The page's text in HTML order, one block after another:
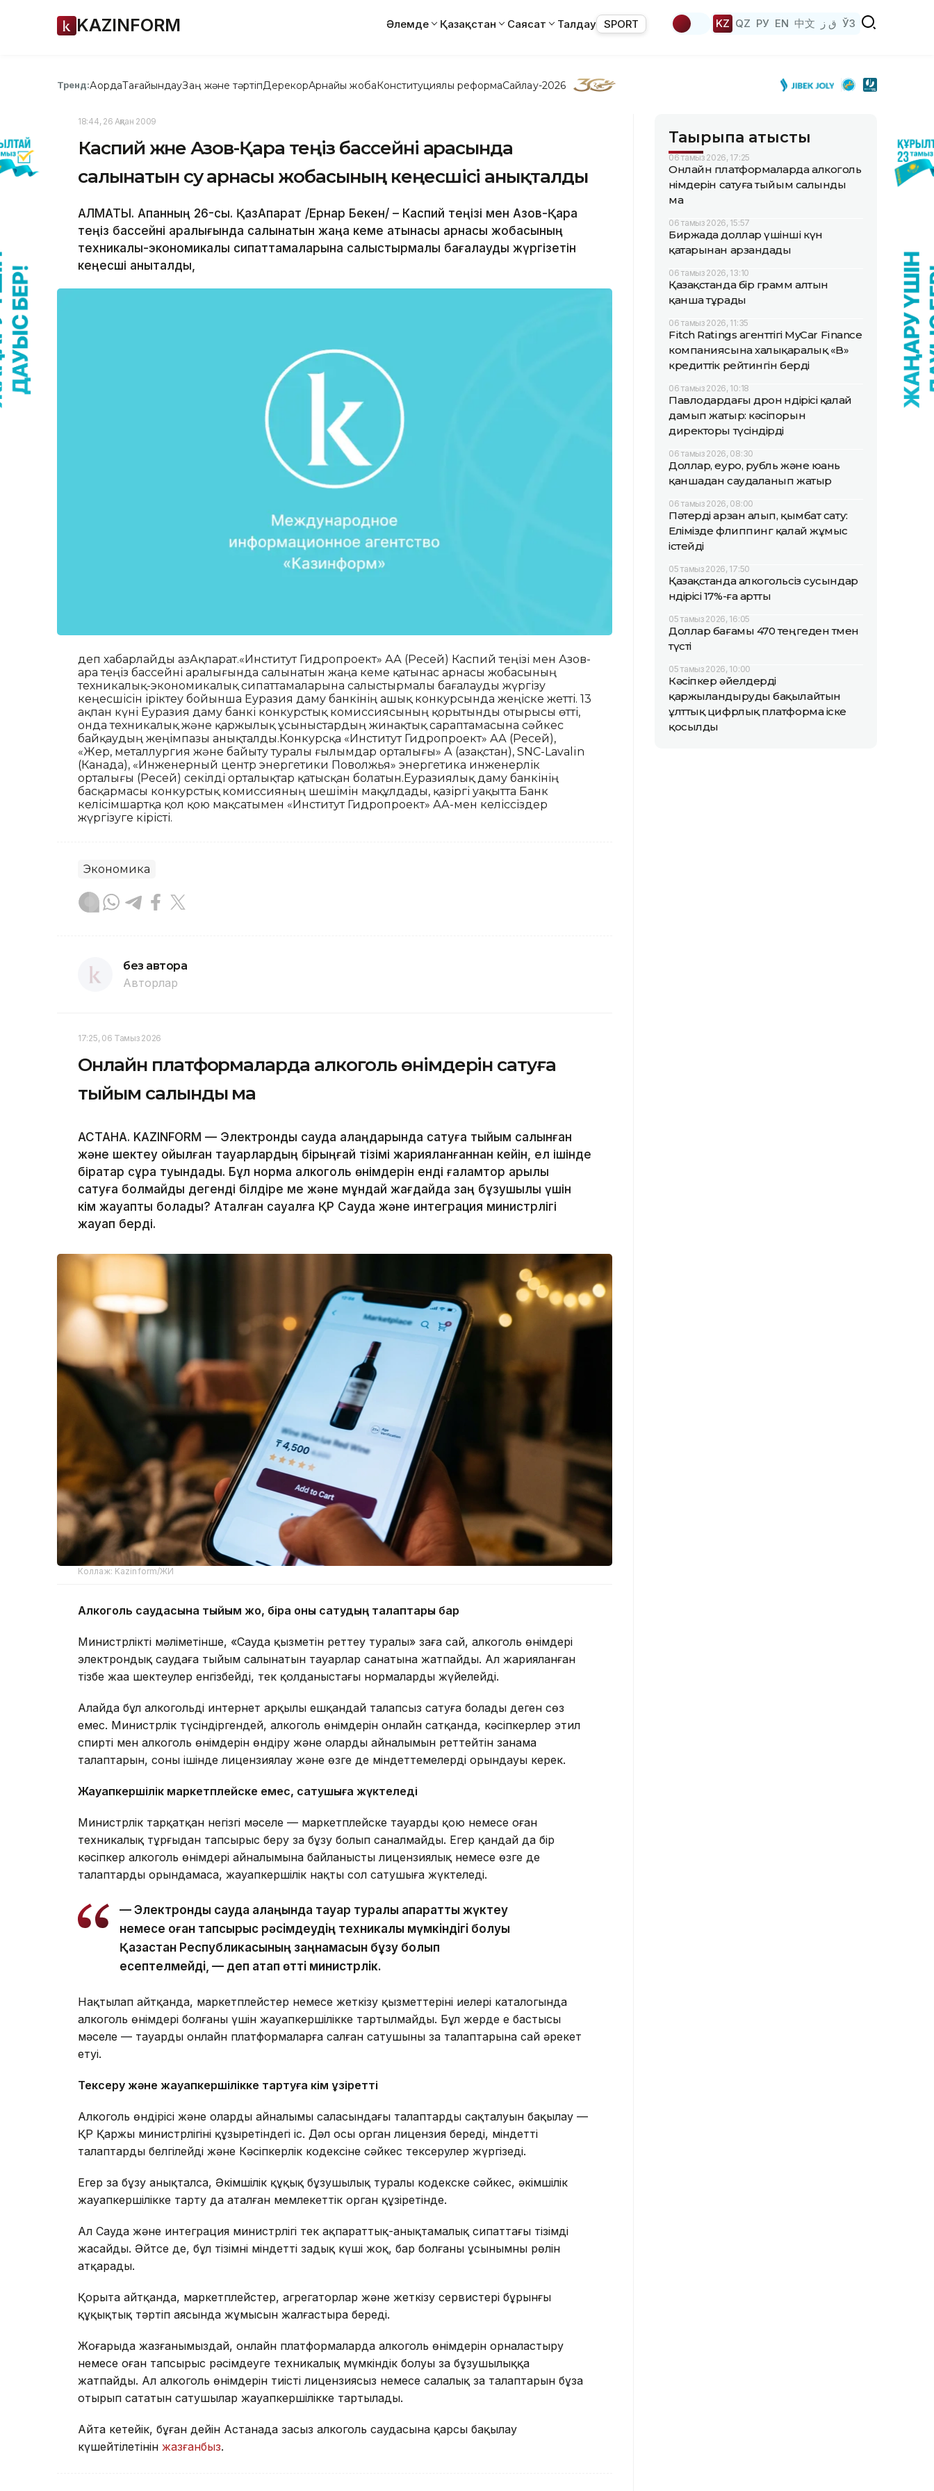
KAZINFORM Әлемде Қазақстан Саясат Талдау SPORT KZ QZ РУ EN 中文 ق ز ЎЗ
Тренд:АқордаТағайындауЗаң және тәртіпДерекқорАрнайы жобаКонституциялық реформаСайлау-2026
18:44, 26 Ақпан 2009
Каспий және Азов-Қара теңіз бассейні арасында
салынатын су арнасы жобасының кеңесшісі анықталды
АЛМАТЫ. Ақпанның 26-сы. ҚазАқпарат /Ернар Бекен/ – Каспий теңізі мен Азов-Қара
теңіз бассейні аралығында салынатын жаңа кеме қатынасы арнасы жобасының
техникалық-экономикалық сипаттамаларына салыстырмалы бағалауды жүргізетін
кеңесші анықталды,
деп хабарлайды ҚазАқпарат.«Институт Гидропроект» ААҚ (Ресей) Каспий теңізі мен Азов-
Қара теңіз бассейні аралығында салынатын жаңа кеме қатынас арнасы жобасының
техникалық-экономикалық сипаттамаларына салыстырмалы бағалауды жүргізу
кеңесшісін іріктеу бойынша Еуразия даму банкінің ашық конкурсында жеңіске жетті. 13
ақпан күні Еуразия даму банкі конкурстық комиссиясының қорытынды отырысы өтті,
онда техникалық және қаржылық ұсыныстардың жинақтық сараптамасына сәйкес
байқаудың жеңімпазы анықталды.Конкурсқа «Институт Гидропроект» ААҚ (Ресей),
«Жер, металлургия және байыту туралы ғылымдар орталығы» АҚ (Қазақстан), SNC-Lavalin
(Канада), «Инженерный центр энергетики Поволжья» энергетика инженерлік
орталығы (Ресей) секілді орталықтар қатысқан болатын.Еуразиялық даму банкінің
басқармасы конкурстық комиссияның шешімін мақұлдады, қазіргі уақытта Банк
келісімшартқа қол қою мақсатымен «Институт Гидропроект» ААҚ-мен келіссіздер
жүргізуге кірісті.
Экономика
без автора
Авторлар
17:25, 06 Тамыз 2026
Онлайн платформаларда алкоголь өнімдерін сатуға
тыйым салынды ма
АСТАНА. KAZINFORM — Электрондық сауда алаңдарында сатуға тыйым салынған
және шектеу қойылған тауарлардың бірыңғай тізімі жарияланғаннан кейін, ел ішінде
бірқатар сұрақ туындады. Бұл норма алкоголь өнімдерін енді ғаламтор арқылы
сатуға болмайды дегенді білдіре ме және мұндай жағдайда заң бұзушылық үшін
кім жауапты болады? Аталған сауалға ҚР Сауда және интеграция министрлігі
жауап берді.
Коллаж: Kazinform/ЖИ
Алкоголь саудасына тыйым жоқ, бірақ оны сатудың талаптары бар
Министрліктің мәліметінше, «Сауда қызметін реттеу туралы» заңға сай, алкоголь өнімдері
электрондық саудаға тыйым салынатын тауарлар санатына жатпайды. Ал жарияланған
тізбе жаңа шектеулер енгізбейді, тек қолданыстағы нормаларды жүйелейді.
Алайда бұл алкогольді интернет арқылы ешқандай талапсыз сатуға болады деген сөз
емес. Министрлік түсіндіргендей, алкоголь өнімдерін онлайн сатқанда, кәсіпкерлер этил
спирті мен алкоголь өнімдерін өндіру және олардың айналымын реттейтін заңнама
талаптарын, соның ішінде лицензиялау және өзге де міндеттемелерді орындауы керек.
Жауапкершілік маркетплейске емес, сатушыға жүктеледі
Министрлік тарқатқан негізгі мәселе — маркетплейске тауарды қою немесе оған
техникалық тұрғыдан тапсырыс беру заң бұзу болып саналмайды. Егер қандай да бір
кәсіпкер алкоголь өнімдері айналымына байланысты лицензиялық немесе өзге де
талаптарды орындамаса, жауапкершілік нақты сол сатушыға жүктеледі.
— Электрондық сауда алаңында тауар туралы ақпаратты жүктеу
немесе оған тапсырыс рәсімдеудің техникалық мүмкіндігі болуы
Қазақстан Республикасының заңнамасын бұзу болып
есептелмейді, — деп атап өтті министрлік.
Нақтылап айтқанда, маркетплейстер немесе жеткізу қызметтерінің иелері каталогында
алкоголь өнімдері болғаны үшін жауапкершілікке тартылмайды. Бұл жерде ең бастысы
мәселе — тауарды онлайн платформаларға салған сатушының заң талаптарына сай әрекет
етуі.
Тексеру және жауапкершілікке тартуға кім құзіретті
Алкоголь өндірісі және олардың айналымы саласындағы талаптардың сақталуын бақылау —
ҚР Қаржы министрлігінің құзыретіндегі іс. Дәл осы орган лицензия береді, міндетті
талаптарды белгілейді және Кәсіпкерлік кодексіне сәйкес тексерулер жүргізеді.
Егер заң бұзу анықталса, Әкімшілік құқық бұзушылық туралы кодекске сәйкес, әкімшілік
жауапкершілікке тарту да аталған мемлекеттік орган құзіретінде.
Ал Сауда және интеграция министрлігі тек ақпараттық-анықтамалық сипаттағы тізімді
жасайды. Әйтсе де, бұл тізімнің міндетті заңдық күші жоқ, бар болғаны ұсынымның рөлін
атқарады.
Қорыта айтқанда, маркетплейстер, агрегаторлар және жеткізу сервистері бұрынғы
құқықтық тәртіп аясында жұмысын жалғастыра береді.
Жоғарыда жазғанымыздай, онлайн платформаларда алкоголь өнімдерін орналастыру
немесе оған тапсырыс рәсімдеуге техникалық мүмкіндік болуы заң бұзушылыққа
жатпайды. Ал алкоголь өнімдерін тиісті лицензиясыз немесе салалық заң талаптарын бұза
отырып сататын сатушылар жауапкершілікке тартылады.
Айта кетейік, бұған дейін Астанада заңсыз алкоголь саудасына қарсы бақылау
күшейтілетінін жазғанбыз.
Тақырыпқа қатысты
06 тамыз 2026, 17:25
Онлайн платформаларда алкоголь
өнімдерін сатуға тыйым салынды
ма
06 тамыз 2026, 15:57
Биржада доллар үшінші күн
қатарынан арзандады
06 тамыз 2026, 13:10
Қазақстанда бір грамм алтын
қанша тұрады
06 тамыз 2026, 11:35
Fitch Ratings агенттігі MyCar Finance
компаниясына халықаралық «B»
кредиттік рейтингін берді
06 тамыз 2026, 10:18
Павлодардағы дрон өндірісі қалай
дамып жатыр: кәсіпорын
директоры түсіндірді
06 тамыз 2026, 08:30
Доллар, еуро, рубль және юань
қаншадан саудаланып жатыр
06 тамыз 2026, 08:00
Пәтерді арзан алып, қымбат сату:
Елімізде флиппинг қалай жұмыс
істейді
05 тамыз 2026, 17:50
Қазақстанда алкогольсіз сусындар
өндірісі 17%-ға артты
05 тамыз 2026, 16:05
Доллар бағамы 470 теңгеден төмен
түсті
05 тамыз 2026, 10:00
Кәсіпкер әйелдерді
қаржыландыруды бақылайтын
ұлттық цифрлық платформа іске
қосылды